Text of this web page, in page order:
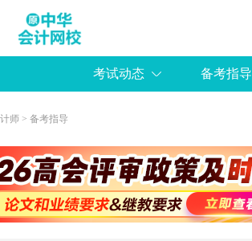
考试动态 备考指导
师 > 备考指导